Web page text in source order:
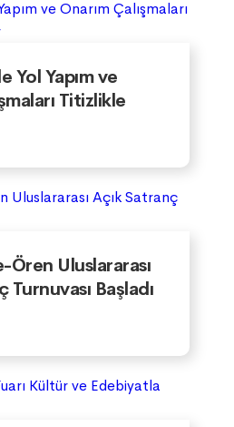
Yol Yapım ve
Titizlikle
Ören Uluslararası
Turnuvası Başladı